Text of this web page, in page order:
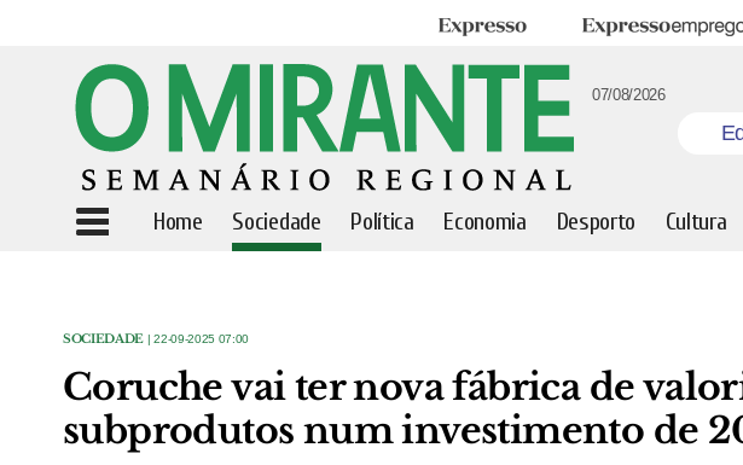
Expresso Expresso Emprego
07/08/2026
Home Sociedade Política Economia Desporto Cultura
SOCIEDADE | 22-09-2025 07:00
Coruche vai ter nova fábrica de
subprodutos num investimento de